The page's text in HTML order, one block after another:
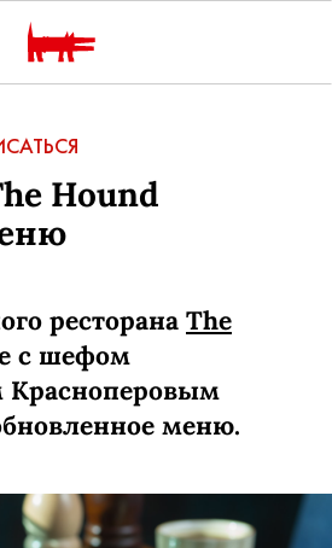
Hound
ресторана The
с шефом
Красноперовым
меню.